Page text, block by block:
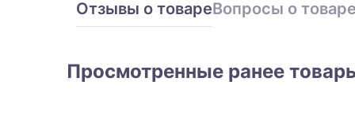
Отзывы о товареВопросы о
Просмотренные ранее